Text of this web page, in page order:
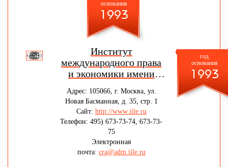
основания
1993
Институт
международного права
и экономики имени
Адрес: 105066, г. Москва, ул.
Новая Басманная, д. 35, стр. 1
Сайт: http://www.iile.ru
Телефон: 495) 673-73-74, 673-73-
75
Электронная
почта: cra@adm.iile.ru
год
основания
1993